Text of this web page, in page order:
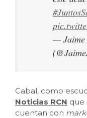
— Jaime
Cabal, como
Noticias RCN que
cuentan con